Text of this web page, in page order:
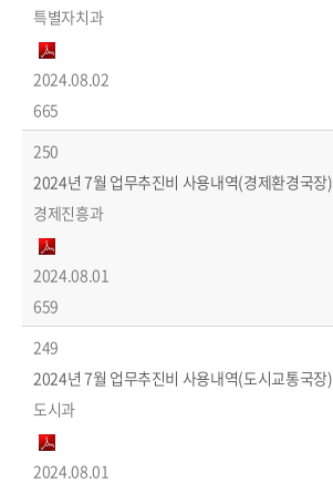
특별자치과
2024.08.02
665
250
2024년 7월 업무추진비 사용내역(경제환경국장)
경제진흥과
2024.08.01
659
249
2024년 7월 업무추진비 사용내역(도시교통국장)
도시과
2024.08.01